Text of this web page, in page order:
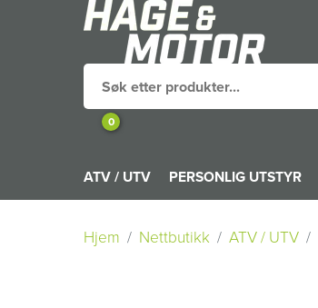
0
ATV / UTV PERSONLIG UTSTYR
Hjem Nettbutikk ATV / UTV